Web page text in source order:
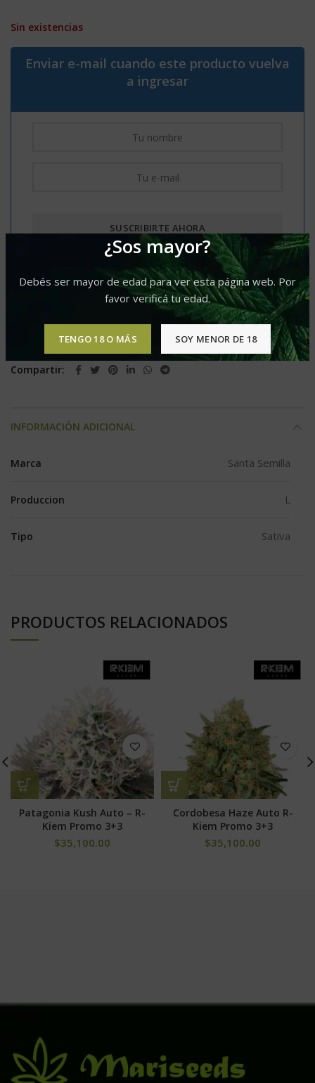
¿Sos mayor?
Debés ser mayor de edad para ver esta página web. Por
favor verificá tu edad.
TENGO 18 O MÁS SOY MENOR DE 18
Sin existencias
Enviar e-mail cuando este producto vuelva
a ingresar
Comparar Agregar a lista de deseos
Categoría:Auto
Etiquetas: Predominancia Sativa
Produccion L
Compartir
INFORMACIÓN ADICIONAL
Marca Santa Semilla
Produccion L
Tipo Sativa
PRODUCTOS RELACIONADOS
Patagonia Kush Auto – R-
Kiem Promo 3+3
$35,100.00
Cordobesa Haze Auto R-
Kiem Promo 3+3
$35,100.00